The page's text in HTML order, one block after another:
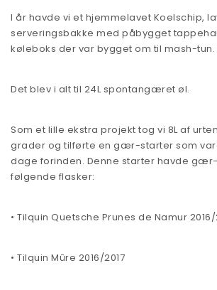
I år havde vi et hjemmelavet Koelschip,
serveringsbakke med påbygget
køleboks der var bygget om til mash-tun.
Det blev i alt til 24L spontangæret øl.
Som et lille ekstra projekt tog vi 8L af
grader og tilførte en gær-starter som
dage forinden. Denne starter havde
følgende flasker:
• Tilquin Quetsche Prunes de Namur 2016/
• Tilquin Mûre 2016/2017